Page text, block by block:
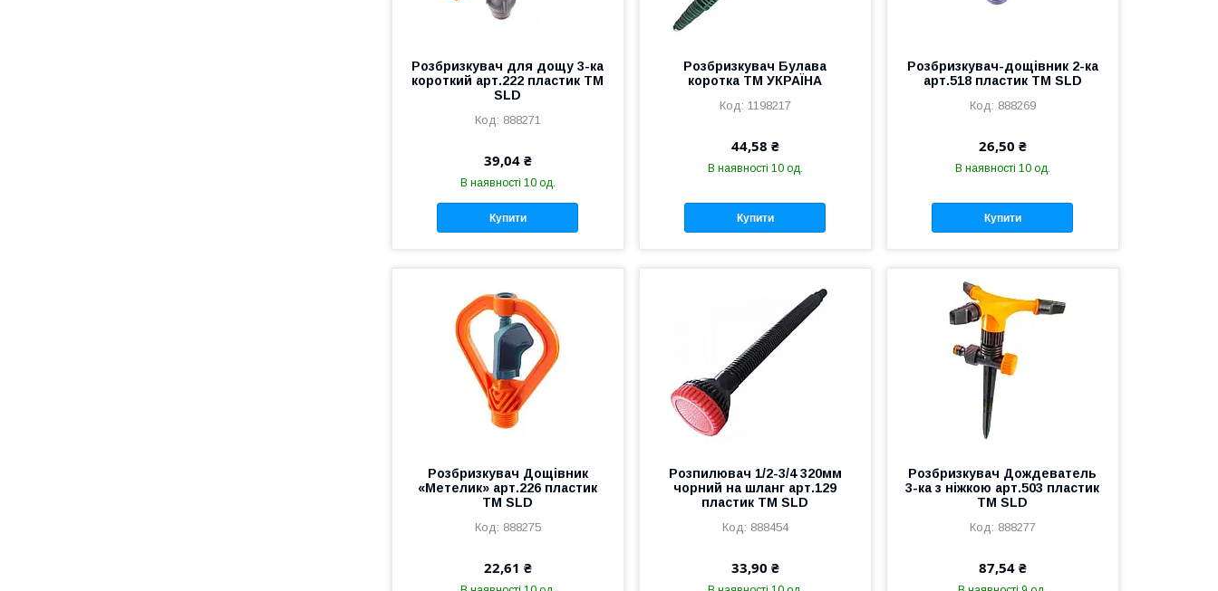
Розбризкувач для дощу 3-ка
короткий арт.222 пластик ТМ
SLD
888271
39,04 ₴
В наявності 10 од.
Купити
Розбризкувач Булава
коротка ТМ УКРАЇНА
1198217
44,58 ₴
В наявності 10 од.
Купити
Розбризкувач-дощівник 2-ка
арт.518 пластик ТМ SLD
888269
26,50 ₴
В наявності 10 од.
Купити
Розбризкувач Дощівник
«Метелик» арт.226 пластик
ТМ SLD
888275
22,61 ₴
Розпилювач 1/2-3/4 320мм
чорний на шланг арт.129
пластик ТМ SLD
888454
33,90 ₴
Розбризкувач Дождеватель
3-ка з ніжкою арт.503 пластик
ТМ SLD
888277
87,54 ₴